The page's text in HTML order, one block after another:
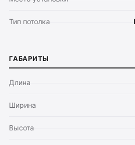
Тип потолка
ГАБАРИТЫ
Длина
Ширина
Высота